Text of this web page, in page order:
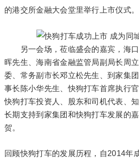
的港交所金融大会堂里举行上市仪式。
另一会场，莅临盛会的嘉宾，海口
晖先生、海南省金融监管局副局长周
委、常务副市长邓立松先生、到家集
事长陈小华先生、快狗打车首席执行
快狗打车投资人、股东和司机代表、
长期支持到家集团和快狗打车发展的
贺。
回顾快狗打车的发展历程，自2014年